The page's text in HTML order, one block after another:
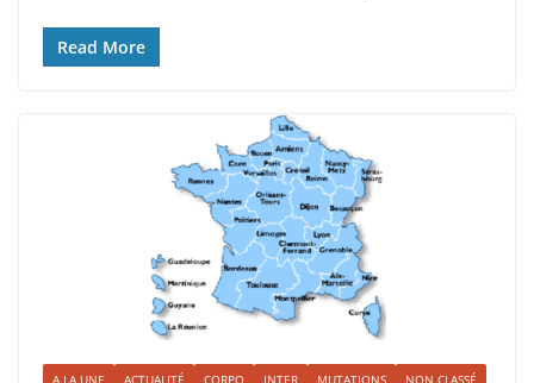
Read More
A LA UNE ACTUALITÉ CORPO INTER MUTATIONS NON CLASSÉ